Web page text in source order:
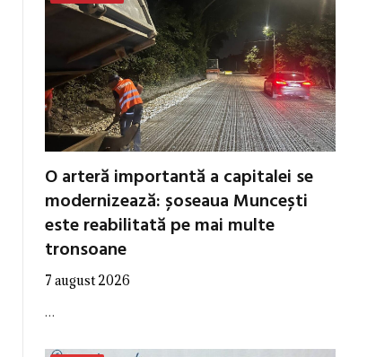
O arteră importantă a capitalei se
modernizează: șoseaua Muncești
este reabilitată pe mai multe
tronsoane
7 august 2026
…